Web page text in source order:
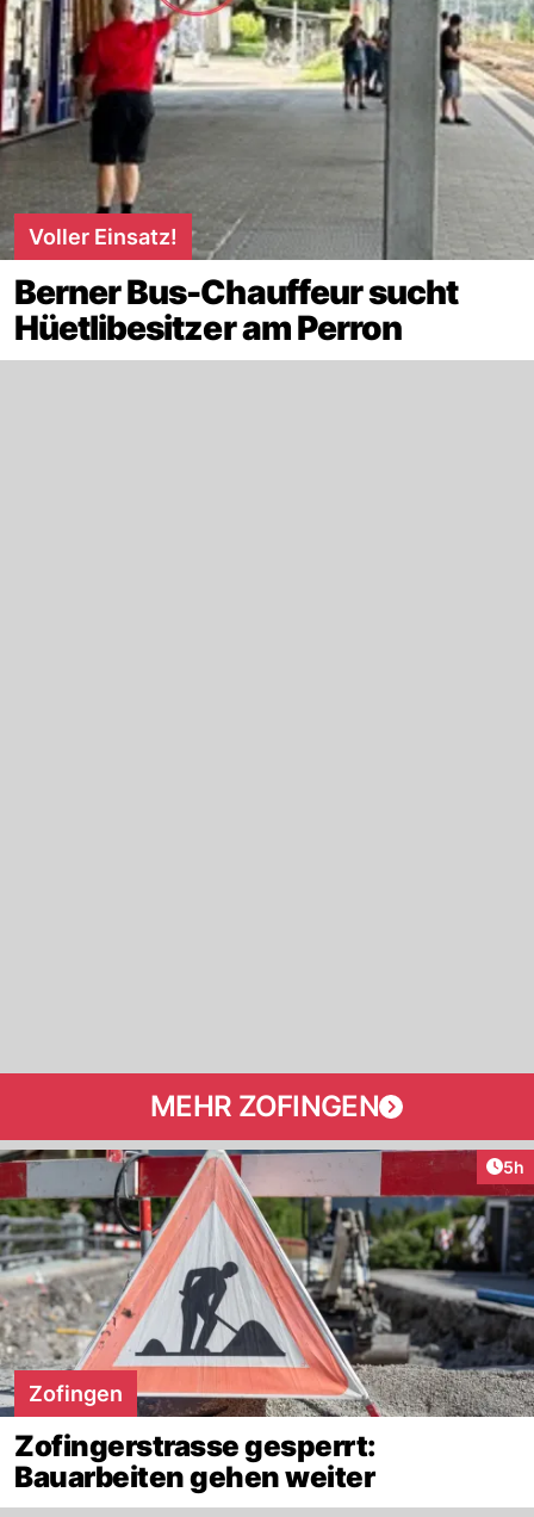
Voller Einsatz!
Berner Bus-Chauffeur sucht
Hüetlibesitzer am Perron
MEHR ZOFINGEN
5h
Zofingen
Zofingerstrasse gesperrt:
Bauarbeiten gehen weiter